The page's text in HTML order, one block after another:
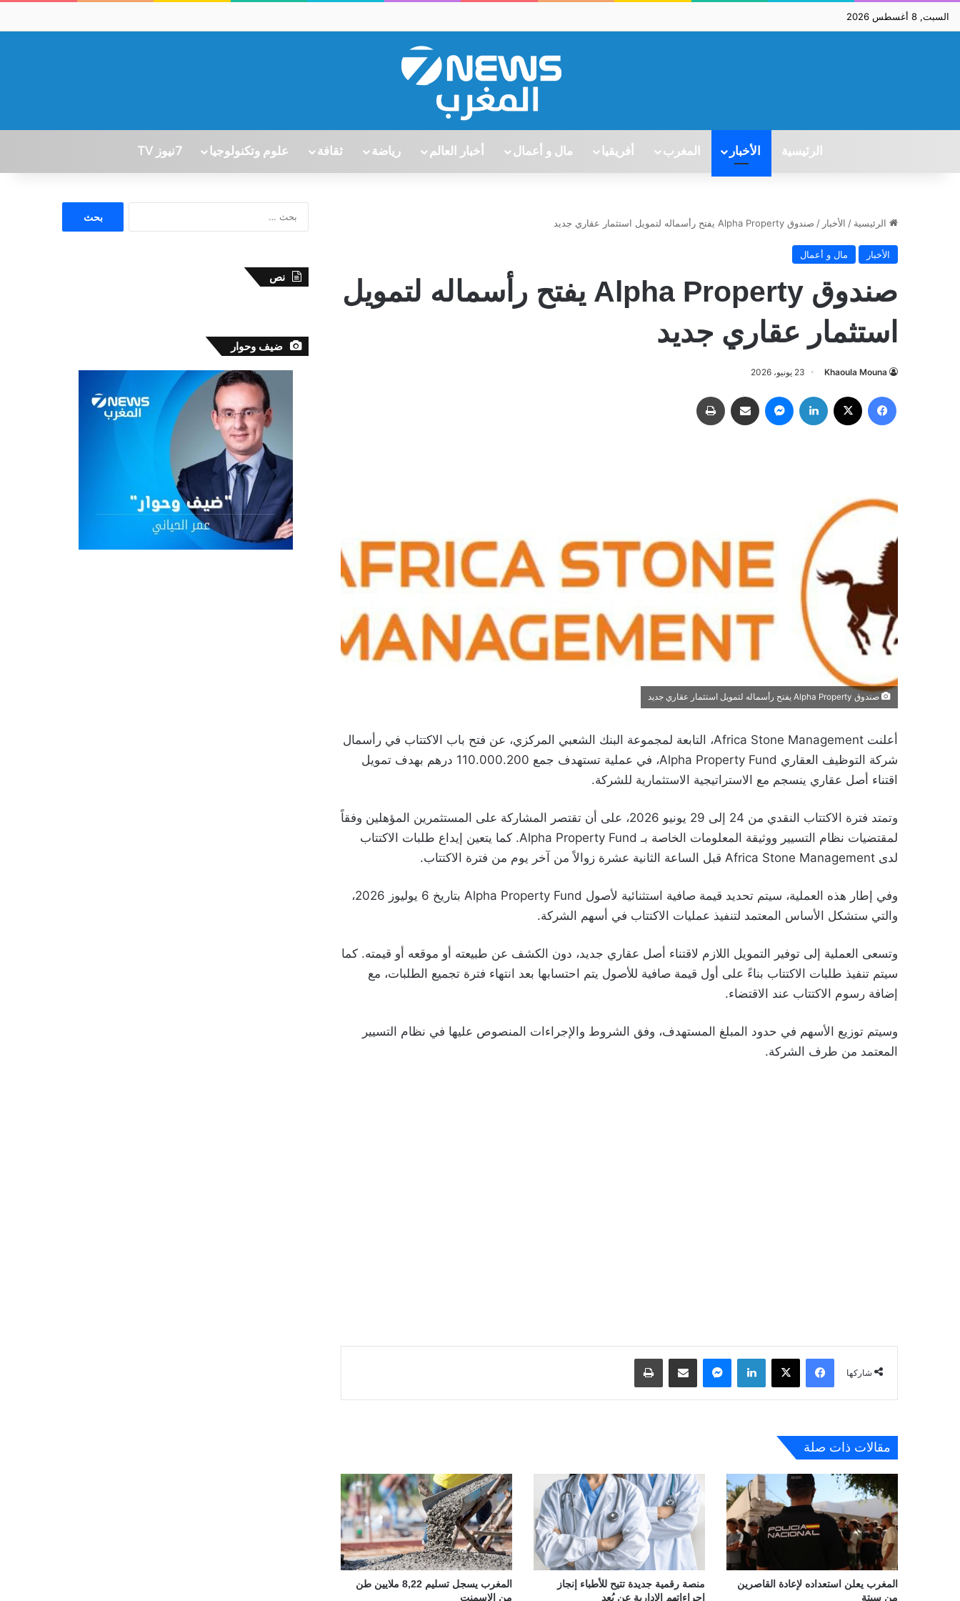
السبت, 8 أغسطس 2026
الرئيسية الأخبار المغرب أفريقيا مال و أعمال أخبار العالم رياضة ثقافة علوم وتكنولوجيا 7نيوز TV
الرئيسية / الأخبار / صندوق Alpha Property يفتح رأسماله لتمويل استثمار عقاري جديد
الأخبار مال و أعمال
صندوق Alpha Property يفتح رأسماله لتمويل
استثمار عقاري جديد
Khaoula Mouna 23 يونيو، 2026
صندوق Alpha Property يفتح رأسماله لتمويل استثمار عقاري جديد
أعلنت Africa Stone Management، التابعة لمجموعة البنك الشعبي المركزي، عن فتح باب الاكتتاب في رأسمال
شركة التوظيف العقاري Alpha Property Fund، في عملية تستهدف جمع 110.000.200 درهم بهدف تمويل
اقتناء أصل عقاري ينسجم مع الاستراتيجية الاستثمارية للشركة.
وتمتد فترة الاكتتاب النقدي من 24 إلى 29 يونيو 2026، على أن تقتصر المشاركة على المستثمرين المؤهلين وفقاً
لمقتضيات نظام التسيير ووثيقة المعلومات الخاصة بـ Alpha Property Fund. كما يتعين إيداع طلبات الاكتتاب
لدى Africa Stone Management قبل الساعة الثانية عشرة زوالاً من آخر يوم من فترة الاكتتاب.
وفي إطار هذه العملية، سيتم تحديد قيمة صافية استثنائية لأصول Alpha Property Fund بتاريخ 6 يوليوز 2026،
والتي ستشكل الأساس المعتمد لتنفيذ عمليات الاكتتاب في أسهم الشركة.
وتسعى العملية إلى توفير التمويل اللازم لاقتناء أصل عقاري جديد، دون الكشف عن طبيعته أو موقعه أو قيمته. كما
سيتم تنفيذ طلبات الاكتتاب بناءً على أول قيمة صافية للأصول يتم احتسابها بعد انتهاء فترة تجميع الطلبات، مع
إضافة رسوم الاكتتاب عند الاقتضاء.
وسيتم توزيع الأسهم في حدود المبلغ المستهدف، وفق الشروط والإجراءات المنصوص عليها في نظام التسيير
المعتمد من طرف الشركة.
شاركها
فيسبوك لينكدإن
مقالات ذات صلة
المغرب يعلن استعداده لإعادة القاصرين
من سبتة
منصة رقمية جديدة تتيح للأطباء إنجاز
إجراءاتهم الإدارية عن بُعد
المغرب يسجل تسليم 8,22 ملايين طن
من الإسمنت
نص
ضيف وحوار